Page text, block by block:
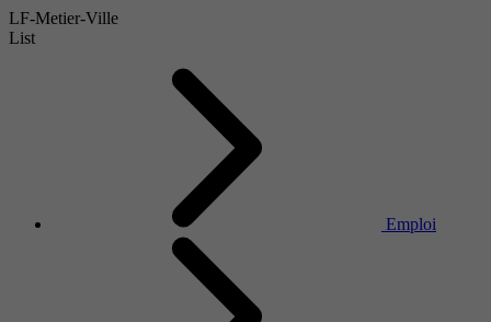
LF-Metier-Ville
List
Emploi